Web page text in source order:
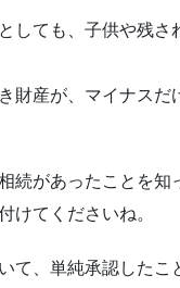
しても、子供や残
財産が、マイナス
続があったことを
けてくださいね。
て、単純承認した